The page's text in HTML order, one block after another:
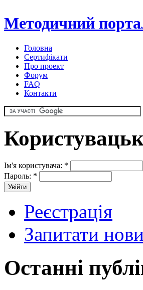
Методичний
Головна
Сертифікати
Про проект
Форум
FAQ
Контакти
Ім'я користувача: *
Пароль: *
Реєстрація
Запитати
Останні